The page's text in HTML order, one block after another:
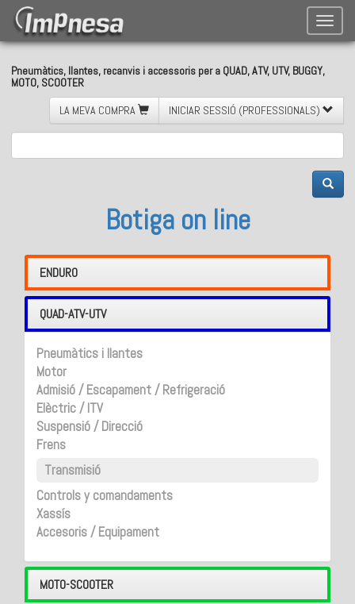
Toggle
Pneumàtics, llantes, recanvis i accessoris per a QUAD, ATV, UTV, BUGGY,
MOTO, SCOOTER
LA MEVA COMPRA
INICIAR SESSIÓ (PROFESSIONALS)
Botiga on line
ENDURO
QUAD-ATV-UTV
Pneumàtics i llantes
Motor
Admisió / Escapament / Refrigeració
Elèctric / ITV
Suspensió / Direcció
Frens
Transmisió
Controls y comandaments
Xassís
Accesoris / Equipament
MOTO-SCOOTER